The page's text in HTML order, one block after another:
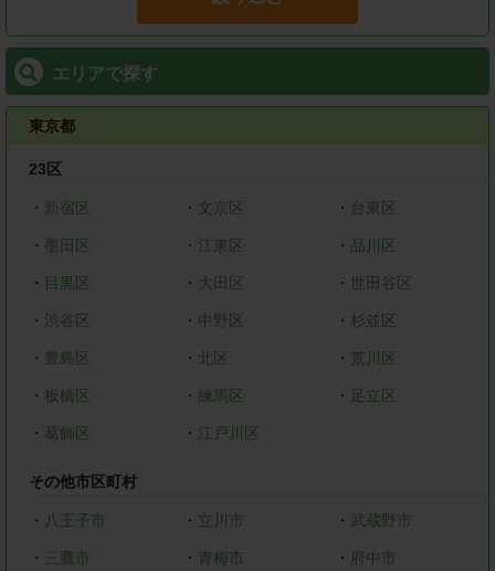
エリアで探す
東京都
23区
・ 新宿区 ・ 文京区 ・ 台東区
・ 墨田区 ・ 江東区 ・ 品川区
・ 目黒区 ・ 大田区 ・世田谷区
・ 渋谷区 ・ 中野区 ・杉並区
・ 豊島区 ・ 北区 ・ 荒川区
・ 板橋区 ・ 練馬区 ・ 足立区
・ 葛飾区 ・ 江戸川区
その他市区町村
・ 八王子市 ・ 立川市 ・ 武蔵野市
・ 三鷹市 ・ 青梅市 ・ 府中市